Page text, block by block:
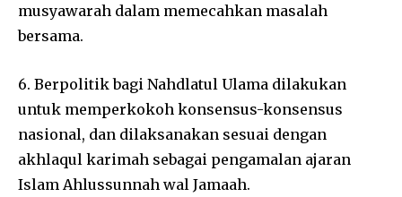
musyawarah dalam memecahkan masalah
bersama.
6. Berpolitik bagi Nahdlatul Ulama dilakukan
untuk memperkokoh konsensus-konsensus
nasional, dan dilaksanakan sesuai dengan
akhlaqul karimah sebagai pengamalan ajaran
Islam Ahlussunnah wal Jamaah.